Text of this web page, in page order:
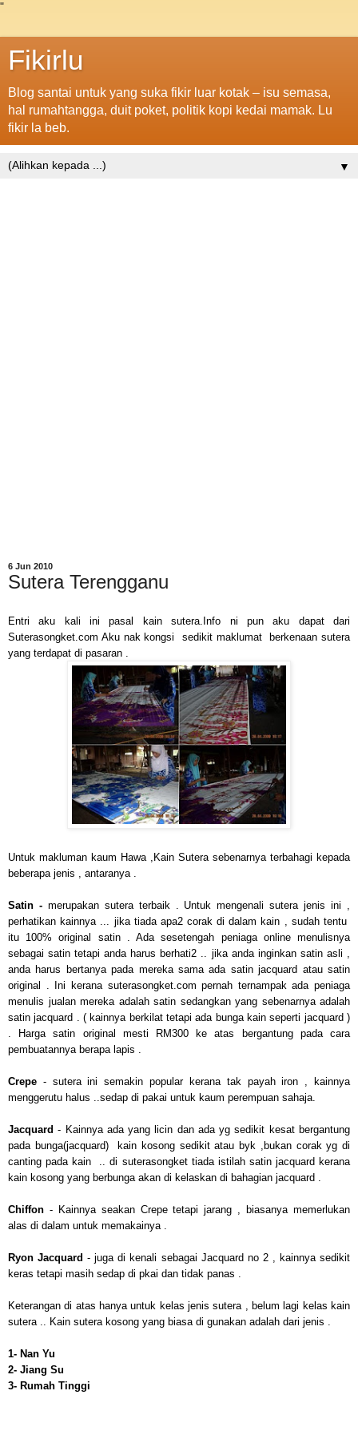
"
Fikirlu
Blog santai untuk yang suka fikir luar kotak – isu semasa,
hal rumahtangga, duit poket, politik kopi kedai mamak. Lu
fikir la beb.
▼
6 Jun 2010
Sutera Terengganu
Entri aku kali ini pasal kain sutera.Info ni pun aku dapat dari
Suterasongket.com Aku nak kongsi sedikit maklumat berkenaan sutera
yang terdapat di pasaran .
Untuk makluman kaum Hawa ,Kain Sutera sebenarnya terbahagi kepada
beberapa jenis , antaranya .
Satin - merupakan sutera terbaik . Untuk mengenali sutera jenis ini ,
perhatikan kainnya ... jika tiada apa2 corak di dalam kain , sudah tentu
itu 100% original satin . Ada sesetengah peniaga online menulisnya
sebagai satin tetapi anda harus berhati2 .. jika anda inginkan satin asli ,
anda harus bertanya pada mereka sama ada satin jacquard atau satin
original . Ini kerana suterasongket.com pernah ternampak ada peniaga
menulis jualan mereka adalah satin sedangkan yang sebenarnya adalah
satin jacquard . ( kainnya berkilat tetapi ada bunga kain seperti jacquard )
. Harga satin original mesti RM300 ke atas bergantung pada cara
pembuatannya berapa lapis .
Crepe - sutera ini semakin popular kerana tak payah iron , kainnya
menggerutu halus ..sedap di pakai untuk kaum perempuan sahaja.
Jacquard- Kainnya ada yang licin dan ada yg sedikit kesat bergantung
pada bunga(jacquard) kain kosong sedikit atau byk ,bukan corak yg di
canting pada kain .. di suterasongket tiada istilah satin jacquard kerana
kain kosong yang berbunga akan di kelaskan di bahagian jacquard .
Chiffon - Kainnya seakan Crepe tetapi jarang , biasanya memerlukan
alas di dalam untuk memakainya .
Ryon Jacquard - juga di kenali sebagai Jacquard no 2 , kainnya sedikit
keras tetapi masih sedap di pkai dan tidak panas .
Keterangan di atas hanya untuk kelas jenis sutera , belum lagi kelas kain
sutera .. Kain sutera kosong yang biasa di gunakan adalah dari jenis .
1- Nan Yu
2- Jiang Su
3- Rumah Tinggi